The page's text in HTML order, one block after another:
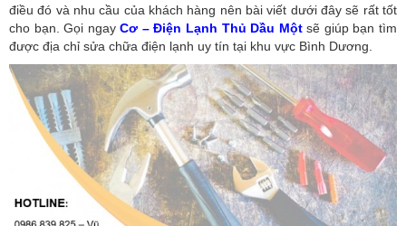
điều đó và nhu cầu của khách hàng nên bài viết dưới đây sẽ rất tốt
cho bạn. Gọi ngayCơ – Điện Lạnh Thủ Dầu Một sẽ giúp bạn tìm
được địa chỉ sửa chữa điện lạnh uy tín tại khu vực Bình Dương.